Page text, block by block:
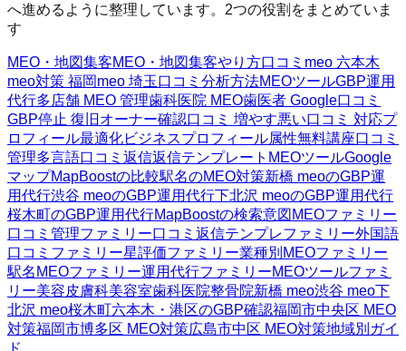
へ進めるように整理しています。2つの役割をまとめていま
す
MEO・地図集客MEO・地図集客やり方口コミ meo 六本木
meo対策 福岡meo 埼玉口コミ分析方法MEOツールGBP運用
代行多店舗 MEO 管理歯科医院 MEO歯医者 Google口コミ
GBP停止 復旧 オーナー確認口コミ 増やす悪い口コミ 対応プ
ロフィール最適化ビジネスプロフィール属性無料講座口コミ
管理多言語口コミ返信返信テンプレート MEOツールGoogle
マップMapBoostの比較駅名のMEO対策新橋 meoのGBP運
用代行渋谷 meoのGBP運用代行下北沢 meoのGBP運用代行
桜木町のGBP運用代行MapBoostの検索意図 MEOファミリー
口コミ管理ファミリー口コミ返信テンプレファミリー外国語
口コミファミリー星評価ファミリー業種別MEOファミリー
駅名MEOファミリー運用代行ファミリーMEOツールファミ
リー美容皮膚科美容室歯科医院整骨院新橋 meo渋谷 meo下
北沢 meo桜木町六本木・港区のGBP確認福岡市中央区 MEO
対策福岡市博多区 MEO対策広島市中区 MEO対策地域別ガイ
ド